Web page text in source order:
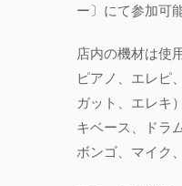
ー〕にて参加可
店内の機材は使
ピアノ、エレピ
ガット、エレキ
キベース、ドラ
ボンゴ、マイク